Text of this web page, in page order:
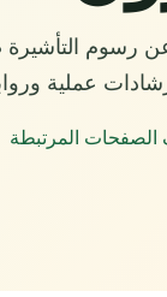
رسوم التأشيرة
عملية
المرتبطة